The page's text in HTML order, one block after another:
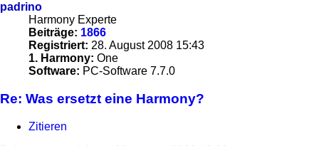
padrino
Harmony Experte
Beiträge: 1866
Registriert: 28. August 2008 15:43
1. Harmony: One
Software: PC-Software 7.7.0
Re: Was ersetzt eine Harmony?
Zitieren